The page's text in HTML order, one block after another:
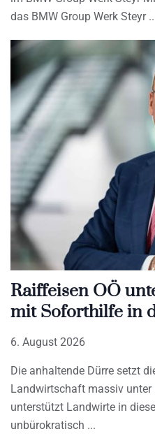
das BMW Group Werk Steyr
Raiffeisen OÖ
mit Soforthilfe in
6. August 2026
Die anhaltende Dürre setzt
Landwirtschaft massiv unter
unterstützt Landwirte in
unbürokratisch